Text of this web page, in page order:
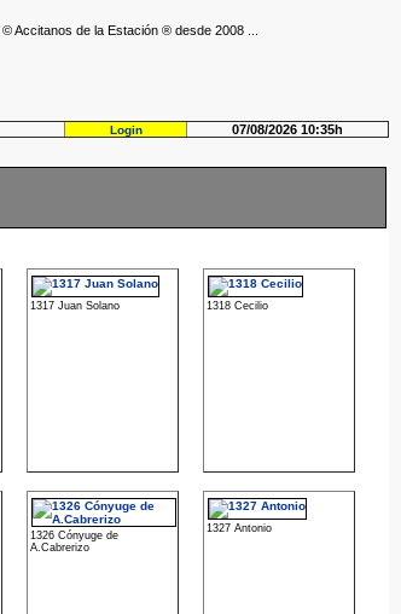
Accitanos de la Estación ® desde 2008 ...
Login 07/08/2026 10:35h
1317 Juan Solano 1318 Cecilio
1326 Cónyuge de
A.Cabrerizo
1327 Antonio